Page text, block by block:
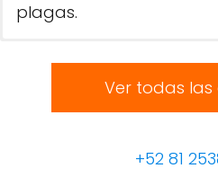
plagas.
Ver todas las
+52 81